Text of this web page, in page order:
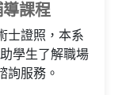
課程
士證照，本系
學生了解職場
詢服務。